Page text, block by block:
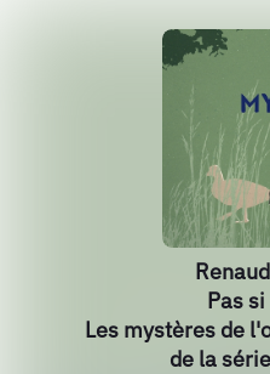
Pas
Les mystères de
de la